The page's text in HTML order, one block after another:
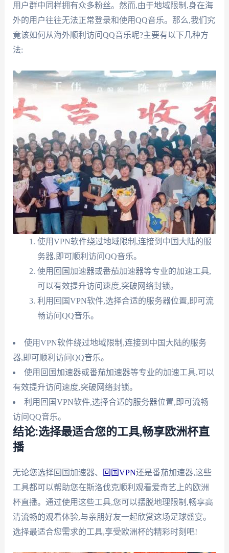
用户群中同样拥有众多粉丝。然而,由于地域限制,身在海
外的用户往往无法正常登录和使用QQ音乐。那么,我们究
竟该如何从海外顺利访问QQ音乐呢?主要有以下几种方
法:
使用VPN软件绕过地域限制,连接到中国大陆的服
务器,即可顺利访问QQ音乐。
使用回国加速器或番茄加速器等专业的加速工具,
可以有效提升访问速度,突破网络封锁。
利用回国VPN软件,选择合适的服务器位置,即可流
畅访问QQ音乐。
使用VPN软件绕过地域限制,连接到中国大陆的服务
器,即可顺利访问QQ音乐。
使用回国加速器或番茄加速器等专业的加速工具,可以
有效提升访问速度,突破网络封锁。
利用回国VPN软件,选择合适的服务器位置,即可流畅
访问QQ音乐。
结论:选择最适合您的工具,畅享欧洲杯直
播
无论您选择回国加速器、 回国VPN还是番茄加速器,这些
工具都可以帮助您在斯洛伐克顺利观看爱奇艺上的欧洲
杯直播。通过使用这些工具,您可以摆脱地理限制,畅享高
清流畅的观看体验,与亲朋好友一起欣赏这场足球盛宴。
选择最适合您需求的工具,享受欧洲杯的精彩时刻吧!